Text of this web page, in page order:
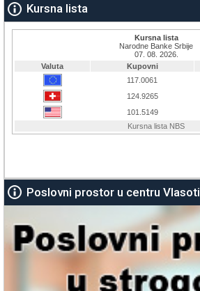
Kursna lista
Poslovni prostor u centru